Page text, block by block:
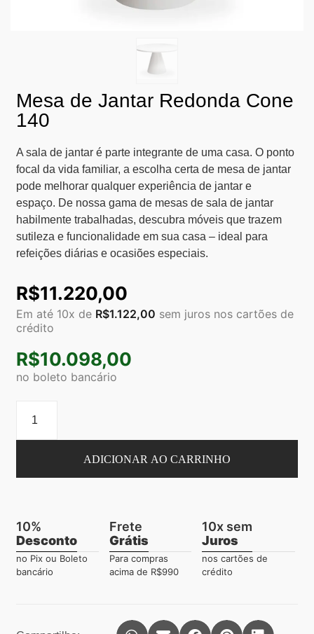
Mesa de Jantar Redonda Cone
140
A sala de jantar é parte integrante de uma casa. O ponto
focal da vida familiar, a escolha certa de mesa de jantar
pode melhorar qualquer experiência de jantar e
espaço. De nossa gama de mesas de sala de jantar
habilmente trabalhadas, descubra móveis que trazem
sutileza e funcionalidade em sua casa – ideal para
refeições diárias e ocasiões especiais.
R$11.220,00
Em até 10x de R$1.122,00 sem juros nos cartões de
crédito
R$10.098,00
no boleto bancário
ADICIONAR AO CARRINHO
10%
Desconto
no Pix ou Boleto
bancário
Frete
Grátis
Para compras
acima de R$990
10x sem
Juros
nos cartões de
crédito